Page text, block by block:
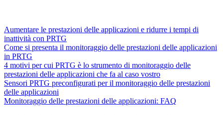
Aumentare le prestazioni delle applicazioni e ridurre i tempi di
inattività con PRTG
Come si presenta il monitoraggio delle prestazioni delle applicazioni
in PRTG
4 motivi per cui PRTG è lo strumento di monitoraggio delle
prestazioni delle applicazioni che fa al caso vostro
Sensori PRTG preconfigurati per il monitoraggio delle prestazioni
delle applicazioni
Monitoraggio delle prestazioni delle applicazioni: FAQ